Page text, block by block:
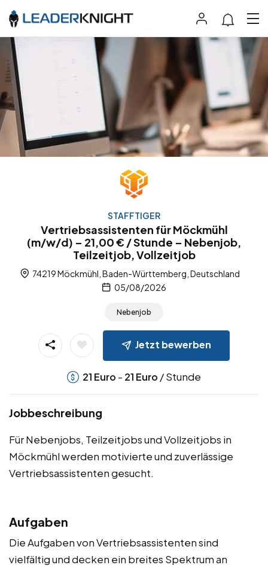
STAFFTIGER
Vertriebsassistenten für Möckmühl
(m/w/d) – 21,00 € / Stunde – Nebenjob,
Teilzeitjob, Vollzeitjob
74219 Möckmühl, Baden-Württemberg, Deutschland
05/08/2026
Nebenjob
Jetzt bewerben
21 Euro - 21 Euro / Stunde
Jobbeschreibung
Für Nebenjobs, Teilzeitjobs und Vollzeitjobs in
Möckmühl werden motivierte und zuverlässige
Vertriebsassistenten gesucht.
Aufgaben
Die Aufgaben von Vertriebsassistenten sind
vielfältig und decken ein breites Spektrum an